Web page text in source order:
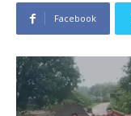
Facebook